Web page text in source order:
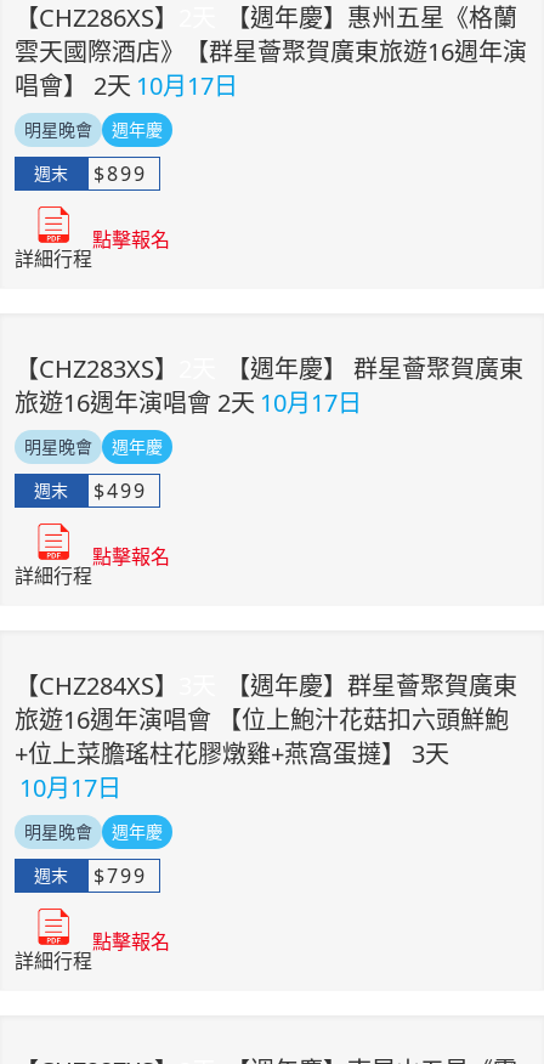
【CHZ286XS】
【週年慶】惠州五星《格蘭
雲天國際酒店》【群星薈聚賀廣東旅遊16週年演
唱會】 2天 10月17日
明星晚會
週年慶
週末
$899
詳細行程
點擊報名
【CHZ283XS】
【週年慶】 群星薈聚賀廣東
旅遊16週年演唱會 2天 10月17日
明星晚會
週年慶
週末
$499
詳細行程
點擊報名
【CHZ284XS】
【週年慶】群星薈聚賀廣東
旅遊16週年演唱會 【位上鮑汁花菇扣六頭鮮鮑
+位上菜膽瑤柱花膠燉雞+燕窩蛋撻】 3天
10月17日
明星晚會
週年慶
週末
$799
詳細行程
點擊報名